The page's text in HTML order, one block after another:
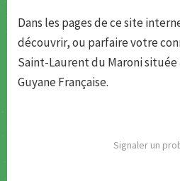
Dans les pages de ce site
découvrir, ou parfaire votre
Saint-Laurent du Maroni
Guyane Française.
Signaler un